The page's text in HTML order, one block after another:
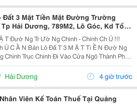
Đất 3 Mặt Tiền Mặt Đường Trường
Hải Dương, 789M2, Lô Góc, Kd Tốt,
T Đườ Ng Tr Ườ Ng Chinh - Chính Ch Ủ !!!
Ủ C Ầ N Bán Lô Đấ T 3 M Ặ T Ti Ề N Đườ Ng
Chinh Trục Chính Đi Vào Cửa Ngõ Thành Ph Ố
Lô Góc 3 M Ặ T Ti Ề
Hải Dương 4 giờ trước
Viên Kế Toán Thuế Tại Quảng